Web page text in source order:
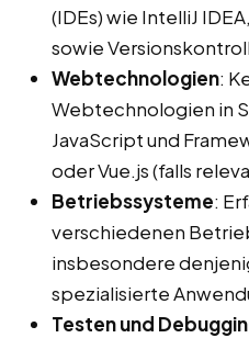
(IDEs) wie IntelliJ
sowie
Webtechnologien:
Webtechnologien in
JavaScript und
oder Vue.js (falls
Betriebssysteme:
verschiedenen
insbesondere
spezialisierte
Testen und